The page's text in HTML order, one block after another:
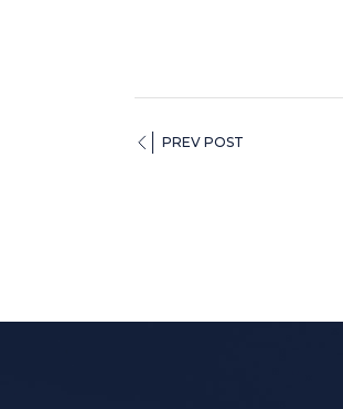
PREV POST